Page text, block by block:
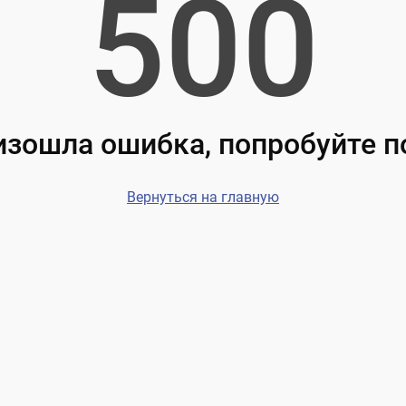
500
ошибка, попробуйте
Вернуться на главную